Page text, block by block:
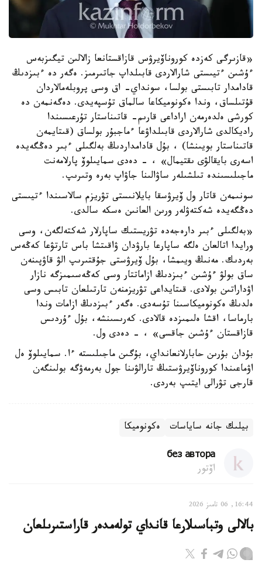
«قازىرگى كەزدە كوروناۆيرۋس قازاقستانعا زالالىن تيگىزبەس
ءۇشىن ءتيىستى شارالاردى قابىلداپ جاتىرمىز. ەگەر دە ءبىزدىڭ
قادامدار تابىستى بولسا، سونداي- اق وسى پروبلەمالاردان
قۇتىلساق، وندا ەكونوميكاعا سالماق تۇسپەيدى. دەگەنمەن دە
كورشى ەلدەرمەن اراداعى قارىم- قاتىناستار تۇرعىسىندا
راديكالدى شارالاردى قابىلداۋعا ءماجبۇر بولساق (قىتايمەن
قاتىناستار بويىنشا) ، بۇل قادامداردىڭ بەلگىلى ءبىر دەڭگەيدە
اسەرى بايقالۋى ىقتيمال» ، - دەدى سمايىلوۆ پارلامەنت
ماجىلىسىندە تىلشىلەر ساۋالىنا جاۋاپ بەرە وتىرىپ.
سونىمەن قاتار ول ۆيرۋسقا بايلانىستى تۋريزم سالاسىندا ءتيىستى
دەڭگەيدە شەكتەۋلەر ورىن العانىن ەسكە سالدى.
«بەلگىلى ءبىر دارەجەدە تۋريستىك ساپارلار شەكتەلگەن، وسى
ورايدا اتالعان ەلگە ساپارعا بارۋدان ۋاقىتشا باس تارتۋعا كەڭەس
بەردىك. مەنىڭ ويىمشا، بۇل ۆيرۋستى جۇقتىرىپ الۋ قاۋپىنەن
ساق بولۋ ءۇشىن ءبىزدىڭ ازاماتتار وسى كەڭەسىمىزگە نازار
اۋداراتىن بولادى. قىتايداعى تۋريزمنەن تارتىلعان تابىس وسى
ەلدىڭ ەكونوميكاسىنا تۇسەدى. ەگەر ءبىزدىڭ ازامات وندا
بارماسا، اقشا ەلىمىزدە قالادى. كەرىسىنشە، بۇل ءۇردىس
قازاقستان ءۇشىن جاقسى» ، - دەدى ول.
بۇدان بۇرىن حابارلانعانداي، بۇگىن ماجىلىستە ءا. سمايىلوۆ ەل
اۋماعىندا كوروناۆيرۋستىڭ تارالۋىنا جول بەرمەۋگە بولىنگەن
قارجى تۋرالى ايتىپ بەردى.
بيلىك جانە ساياسات ەكونوميكا
без автора
اۆتور
16:44, 06 تامىز 2026
بالالى وتباسىلارعا قانداي تولەمدەر قاراستىرىلعان